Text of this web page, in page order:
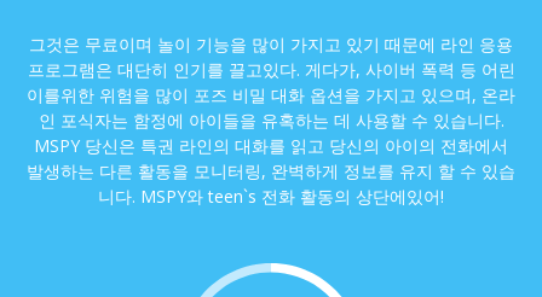
그것은 무료이며 놀이 기능을 많이 가지고 있기 때문에 라인 응용
프로그램은 대단히 인기를 끌고있다. 게다가, 사이버 폭력 등 어린
이를위한 위험을 많이 포즈 비밀 대화 옵션을 가지고 있으며, 온라
인 포식자는 함정에 아이들을 유혹하는 데 사용할 수 있습니다.
MSPY 당신은 특권 라인의 대화를 읽고 당신의 아이의 전화에서
발생하는 다른 활동을 모니터링, 완벽하게 정보를 유지 할 수 있습
니다. MSPY와 teen`s 전화 활동의 상단에있어!